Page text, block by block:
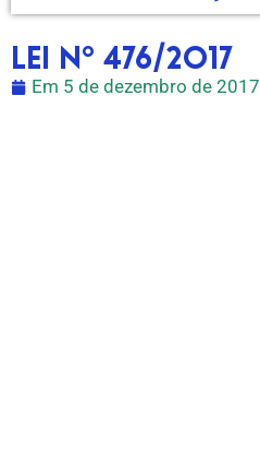
Lei nº 476/2017
Em 5 de dezembro de 2017